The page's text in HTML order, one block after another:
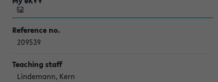
209539
Lindemann, Kern